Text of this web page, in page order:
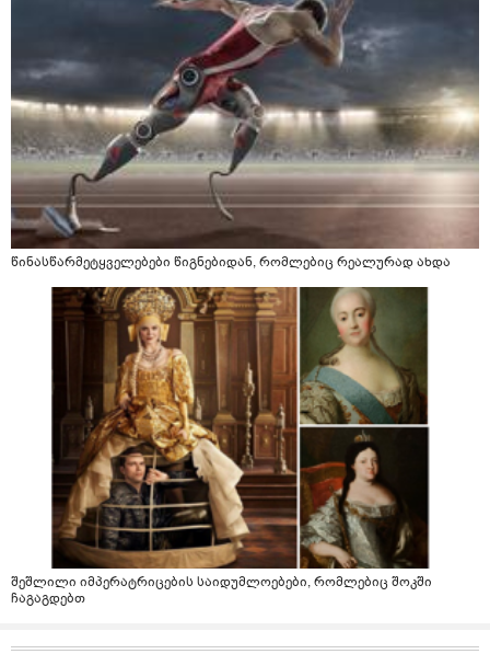
წინასწარმეტყველებები წიგნებიდან, რომლებიც რეალურად ახდა
შეშლილი იმპერატრიცების საიდუმლოებები, რომლებიც შოკში
ჩაგაგდებთ